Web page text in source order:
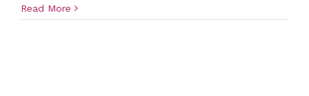
Read More